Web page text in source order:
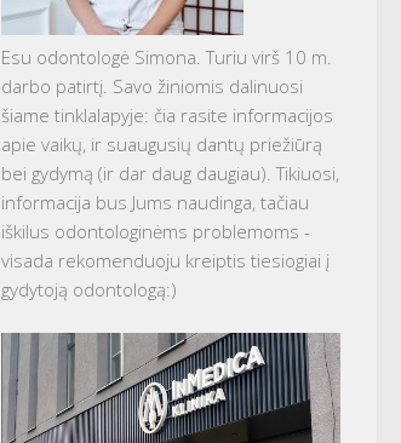
Esu odontologė Simona. Turiu virš 10 m.
darbo patirtį. Savo žiniomis dalinuosi
šiame tinklalapyje: čia rasite informacijos
apie vaikų, ir suaugusių dantų priežiūrą
bei gydymą (ir dar daug daugiau). Tikiuosi,
informacija bus Jums naudinga, tačiau
iškilus odontologinėms problemoms -
visada rekomenduoju kreiptis tiesiogiai į
gydytoją odontologą:)